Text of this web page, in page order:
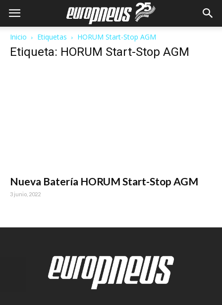
Inicio Etiquetas HORUM Start-Stop AGM
Etiqueta: HORUM Start-Stop AGM
Nueva Batería HORUM Start-Stop AGM
3 junio, 2022